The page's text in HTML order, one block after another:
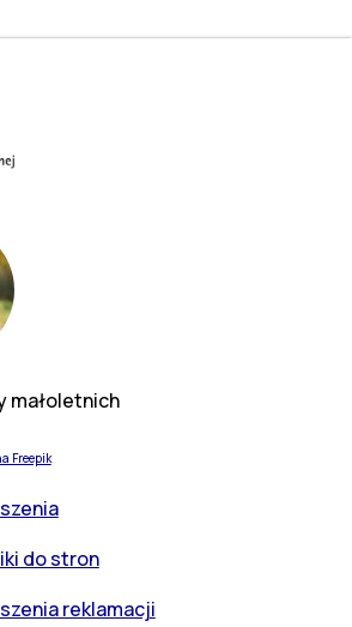
małoletnich
Freepik
do stron
reklamacji